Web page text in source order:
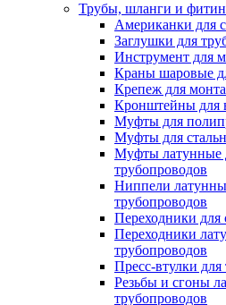
Трубы, шланги и
Американки для
Заглушки для
Инструмент для
Краны шаровые
Крепеж для
Кронштейны для
Муфты для
Муфты для
Муфты латунные
трубопроводов
Ниппели
трубопроводов
Переходники для
Переходники
трубопроводов
Пресс-втулки для
Резьбы и сгоны
трубопроводов